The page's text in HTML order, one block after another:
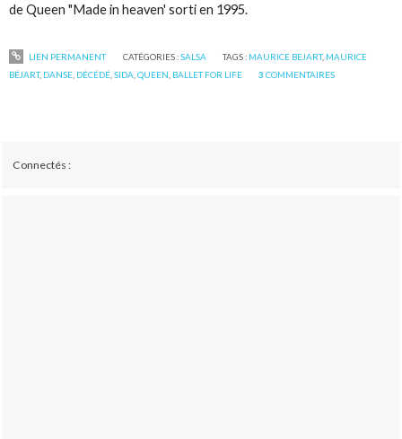
de Queen "Made in heaven' sorti en 1995.
LIEN PERMANENT CATÉGORIES :SALSA TAGS : MAURICE BEJART, MAURICE
BÉJART, DANSE, DÉCÉDÉ,SIDA,QUEEN, BALLET FOR LIFE 3 COMMENTAIRES
Connectés :